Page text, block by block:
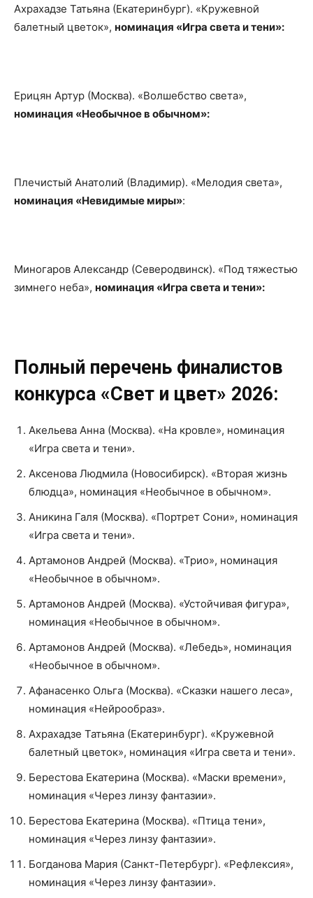
Ахрахадзе Татьяна (Екатеринбург). «Кружевной
балетный цветок», номинация «Игра света и тени»:
Ерицян Артур (Москва). «Волшебство света»,
номинация «Необычное в обычном»:
Плечистый Анатолий (Владимир). «Мелодия света»,
номинация «Невидимые миры»:
Миногаров Александр (Северодвинск). «Под тяжестью
зимнего неба», номинация «Игра света и тени»:
Полный перечень финалистов
конкурса «Свет и цвет» 2026:
Акельева Анна (Москва). «На кровле», номинация
«Игра света и тени».
Аксенова Людмила (Новосибирск). «Вторая жизнь
блюдца», номинация «Необычное в обычном».
Аникина Галя (Москва). «Портрет Сони», номинация
«Игра света и тени».
Артамонов Андрей (Москва). «Трио», номинация
«Необычное в обычном».
Артамонов Андрей (Москва). «Устойчивая фигура»,
номинация «Необычное в обычном».
Артамонов Андрей (Москва). «Лебедь», номинация
«Необычное в обычном».
Афанасенко Ольга (Москва). «Сказки нашего леса»,
номинация «Нейрообраз».
Ахрахадзе Татьяна (Екатеринбург). «Кружевной
балетный цветок», номинация «Игра света и тени».
Берестова Екатерина (Москва). «Маски времени»,
номинация «Через линзу фантазии».
Берестова Екатерина (Москва). «Птица тени»,
номинация «Через линзу фантазии».
Богданова Мария (Санкт-Петербург). «Рефлексия»,
номинация «Через линзу фантазии».